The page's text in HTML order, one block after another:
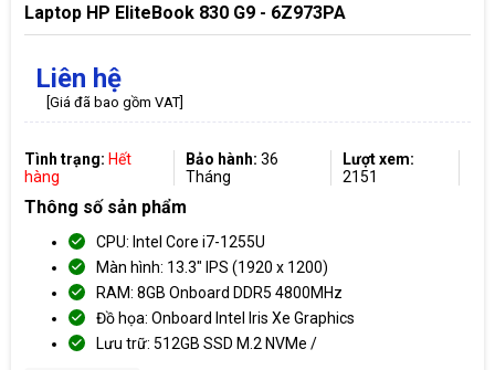
Laptop HP EliteBook 830 G9 - 6Z973PA
Liên hệ
[Giá đã bao gồm VAT]
Tình trạng: Hết
hàng
Bảo hành: 36
Tháng
Lượt xem:
2151
Thông số sản phẩm
CPU: Intel Core i7-1255U
Màn hình: 13.3" IPS (1920 x 1200)
RAM: 8GB Onboard DDR5 4800MHz
Đồ họa: Onboard Intel Iris Xe Graphics
Lưu trữ: 512GB SSD M.2 NVMe /